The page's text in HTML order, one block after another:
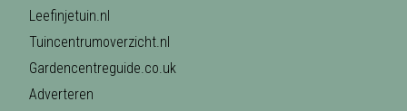
Leefinjetuin.nl
Tuincentrumoverzicht.nl
Gardencentreguide.co.uk
Adverteren